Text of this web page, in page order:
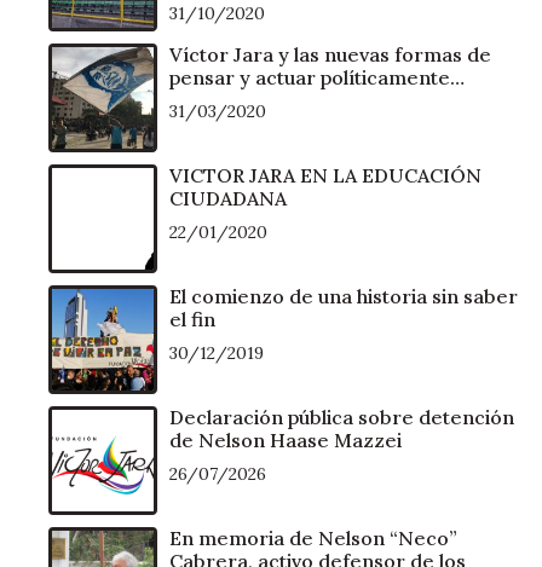
31/10/2020
Víctor Jara y las nuevas formas de
pensar y actuar políticamente…
31/03/2020
VICTOR JARA EN LA EDUCACIÓN
CIUDADANA
22/01/2020
El comienzo de una historia sin saber
el fin
30/12/2019
Declaración pública sobre detención
de Nelson Haase Mazzei
26/07/2026
En memoria de Nelson “Neco”
Cabrera, activo defensor de los